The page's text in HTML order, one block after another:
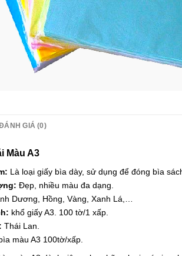
GIÁ (0)
Màu A3
Là loại giấy bìa dày, sử dụng để đóng bìa
Đẹp, nhiều màu đa dạng.
Dương, Hồng, Vàng, Xanh Lá,…
khổ giấy A3. 100 tờ/1 xấp.
Thái Lan.
màu A3 100tờ/xấp.